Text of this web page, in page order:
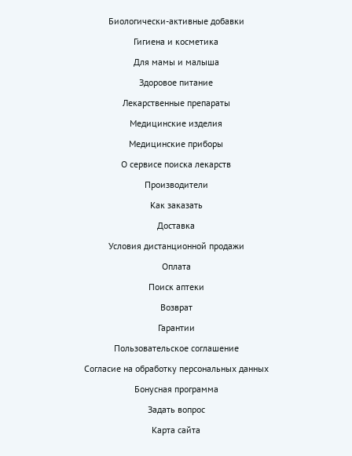
Биологически-активные добавки
Гигиена и косметика
Для мамы и малыша
Здоровое питание
Лекарственные препараты
Медицинские изделия
Медицинские приборы
О сервисе поиска лекарств
Производители
Как заказать
Доставка
Условия дистанционной продажи
Оплата
Поиск аптеки
Возврат
Гарантии
Пользовательское соглашение
Согласие на обработку персональных данных
Бонусная программа
Задать вопрос
Карта сайта